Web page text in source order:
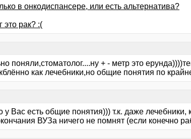
в онкодиспансере, или есть альтернатива?
это рак? :(
поняли,стоматолог....ну + - метр это
как лечебники,но общие понятия по
у Вас есть общие понятия))) т.к. даже лечебники,
ВУЗа ничего не помнят (если конечно